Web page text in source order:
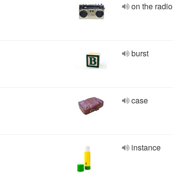
on the radio
burst
case
instance